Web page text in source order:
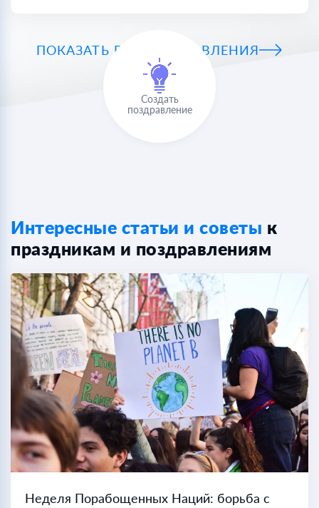
ПОКАЗАТЬ ВСЕ ПОЗДРАВЛЕНИЯ
Создать
поздравление
Интересные статьи и советы к
праздникам и поздравлениям
Неделя Порабощенных Наций: борьба с